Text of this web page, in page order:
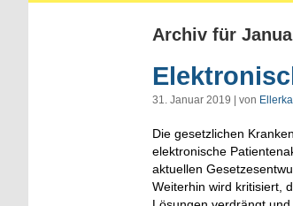
Archiv für
31. Januar 2019 | von
Die gesetzlichen
elektronische
aktuellen
Weiterhin wird kritisiert,